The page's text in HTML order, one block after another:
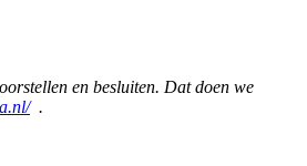
en besluiten. Dat doen we
.